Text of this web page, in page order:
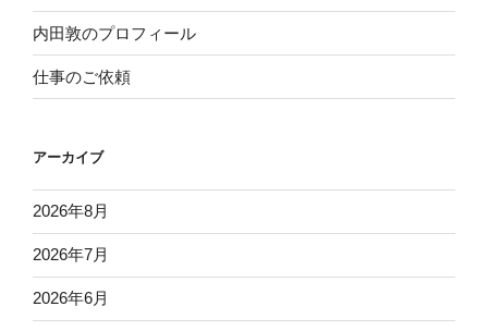
内田敦のプロフィール
仕事のご依頼
アーカイブ
2026年8月
2026年7月
2026年6月